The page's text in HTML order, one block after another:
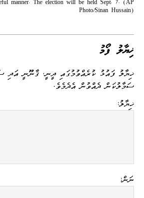
manner. The election will be held Sept. 7. (AP
Photo/Sinan Hussain)
ޚިޔާލު ފޯމު
ޚިޔާލު ފައުޅު ކުރެއްވުމުގައި ދީނީ، ޤާނޫނީ އަދި
ސަމާލުކަން ދެއްވުން އެދެމެވެ.
ޚިޔާލު:
ނަން: